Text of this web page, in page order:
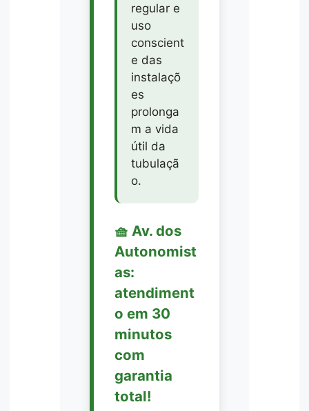
regular e
uso
conscient
e das
instalaçõ
es
prolonga
m a vida
útil da
tubulaçã
o.
🧺 Av. dos
Autonomist
as:
atendiment
o em 30
minutos
com
garantia
total!